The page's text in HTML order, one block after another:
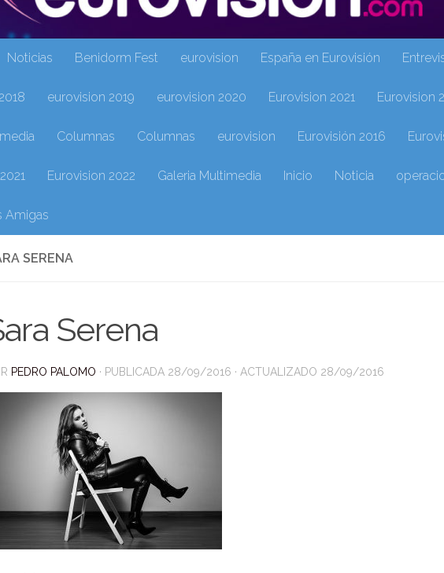
Noticias Benidorm Fest eurovision España en Eurovisión
eurovision 2019 eurovision 2020 Eurovision 2021 Eurovision
Columnas Columnas eurovision Eurovisión 2016
Eurovision 2022 Galeria Multimedia Inicio Noticia
Amigas
SERENA
Serena
PEDRO PALOMO · PUBLICADA 28/09/2016 · ACTUALIZADO 28/09/2016